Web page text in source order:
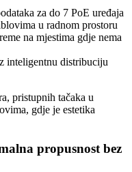
za do 7 PoE uređaja
u radnom prostoru
na mjestima gdje nema
inteligentnu distribuciju
pristupnih tačaka u
gdje je estetika
propusnost bez